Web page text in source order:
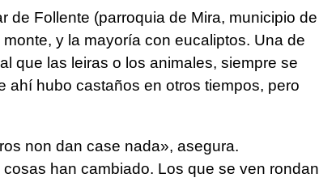
de Follente (parroquia de Mira, municipio de
y la mayoría con eucaliptos. Una de
que las leiras o los animales, siempre se
ahí hubo castaños en otros tiempos, pero
non dan case nada», asegura.
han cambiado. Los que se ven rondan